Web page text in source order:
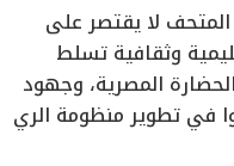
المتحف لا يقتصر على
وثقافية تسلط
المصرية، وجهود
في تطوير منظومة الري